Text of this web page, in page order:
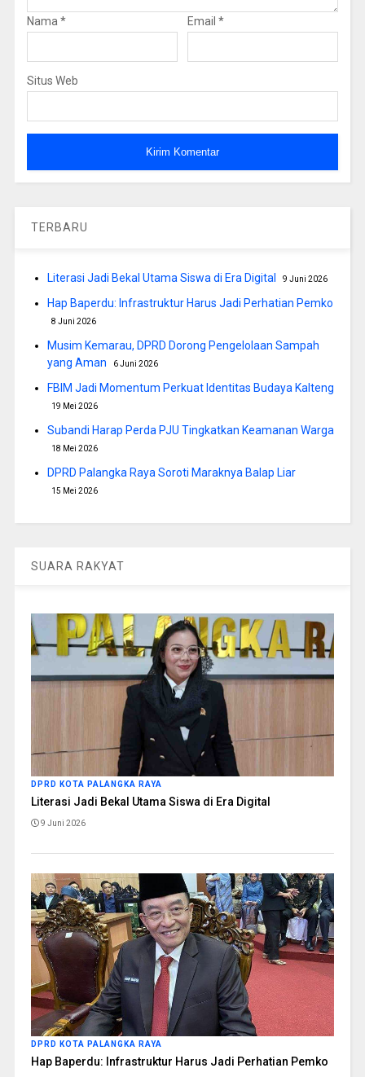
Nama * Email *
Situs Web
TERBARU
Literasi Jadi Bekal Utama Siswa di Era Digital 9 Juni 2026
Hap Baperdu: Infrastruktur Harus Jadi Perhatian Pemko
8 Juni 2026
Musim Kemarau, DPRD Dorong Pengelolaan Sampah
yang Aman
6 Juni 2026
FBIM Jadi Momentum Perkuat Identitas Budaya Kalteng
19 Mei 2026
Subandi Harap Perda PJU Tingkatkan Keamanan Warga
18 Mei 2026
DPRD Palangka Raya Soroti Maraknya Balap Liar
15 Mei 2026
SUARA RAKYAT
DPRD KOTA PALANGKA RAYA
Literasi Jadi Bekal Utama Siswa di Era Digital
9 Juni 2026
DPRD KOTA PALANGKA RAYA
Hap Baperdu: Infrastruktur Harus Jadi Perhatian Pemko